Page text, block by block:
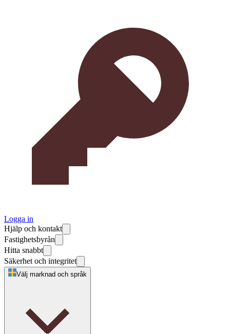
Logga in
Hjälp och kontakt
Fastighetsbyrån
Hitta snabbt
Säkerhet och integritet
Välj marknad och språk